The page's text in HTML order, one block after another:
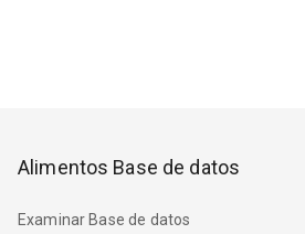
Alimentos Base de datos
Examinar Base de datos